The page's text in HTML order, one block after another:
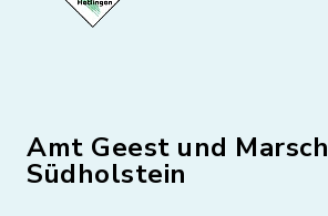
Amt Geest und Marsch
Südholstein